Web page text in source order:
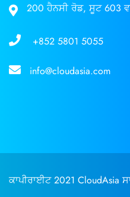
200 ਹੈਨਸੀ ਰੋਡ, ਸੂਟ 603
+852 5801 5055
info@cloudasia.com
ਕਾਪੀਰਾਈਟ 2021 CloudAsia